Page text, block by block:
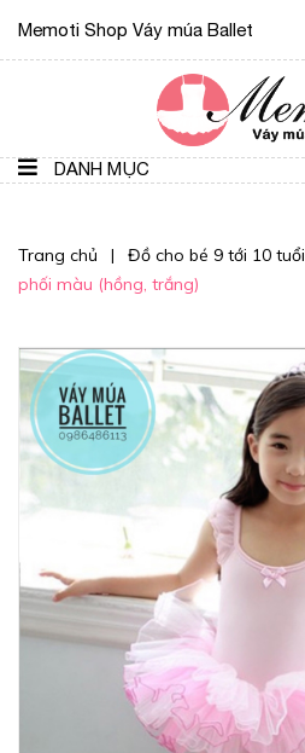
Memoti Shop Váy múa Ballet
DANH MỤC
Trang chủ | Đồ cho bé 9 tới 10 tuổi
phối màu (hồng, trắng)